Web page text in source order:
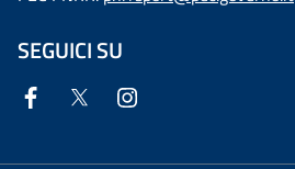
SEGUICI SU